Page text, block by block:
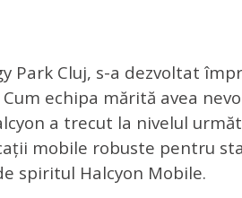
Park Cluj, s-a dezvoltat
echipa mărită avea
a trecut la nivelul
mobile robuste pentru
spiritul Halcyon Mobile.